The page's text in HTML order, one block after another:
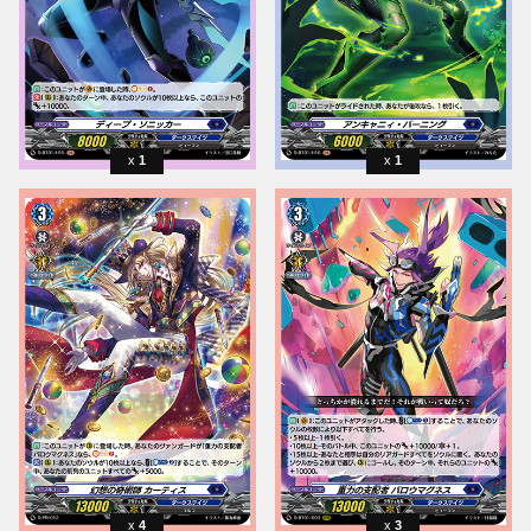
1 1
4 3